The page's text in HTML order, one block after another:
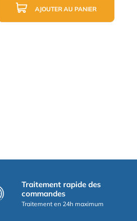
AJOUTER AU PANIER
Traitement rapide des
commandes
Traitement en 24h maximum